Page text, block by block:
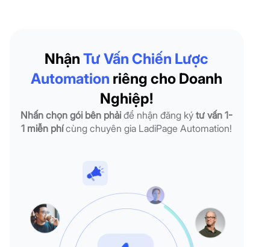
Nhận Tư Vấn Chiến Lược
Automation riêng cho Doanh
Nghiệp!
Nhấn chọn gói bên phảiđể nhận đăng ký tư vấn 1-
1 miễn phícùng chuyên gia LadiPage Automation!